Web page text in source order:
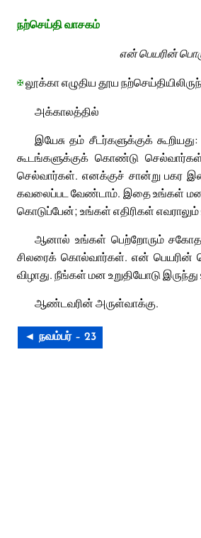
நற்செய்தி வாசகம்
என் பெயரின்
✠லூக்கா எழுதிய தூய
அக்காலத்தில்
இயேசு தம் சீடர்களுக்குக்
கூடங்களுக்குக் கொண்டு
செல்வார்கள். எனக்குச் சான்று பகர
கவலைப்பட வேண்டாம். இதை உங்கள்
கொடுப்பேன்; உங்கள் எதிரிகள் எவராலும்
ஆனால் உங்கள் பெற்றோரும்
சிலரைக் கொல்வார்கள். என் பெயரின்
விழாது. நீங்கள் மன உறுதியோடு
ஆண்டவரின் அருள்வாக்கு.
◄ நவம்பர் – 23